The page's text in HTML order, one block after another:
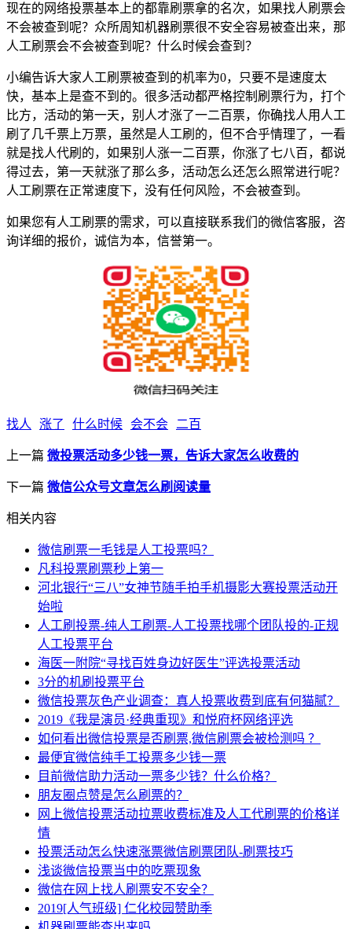
现在的网络投票基本上的都靠刷票拿的名次，如果找人刷票会
不会被查到呢？众所周知机器刷票很不安全容易被查出来，那
人工刷票会不会被查到呢？什么时候会查到？
小编告诉大家人工刷票被查到的机率为0，只要不是速度太
快，基本上是查不到的。很多活动都严格控制刷票行为，打个
比方，活动的第一天，别人才涨了一二百票，你确找人用人工
刷了几千票上万票，虽然是人工刷的，但不合乎情理了，一看
就是找人代刷的，如果别人涨一二百票，你涨了七八百，都说
得过去，第一天就涨了那么多，活动怎么还怎么照常进行呢？
人工刷票在正常速度下，没有任何风险，不会被查到。
如果您有人工刷票的需求，可以直接联系我们的微信客服，咨
询详细的报价，诚信为本，信誉第一。
找人 涨了 什么时候 会不会 二百
上一篇 微投票活动多少钱一票，告诉大家怎么收费的
下一篇 微信公众号文章怎么刷阅读量
相关内容
微信刷票一毛钱是人工投票吗？
凡科投票刷票秒上第一
河北银行“三八”女神节随手拍手机摄影大赛投票活动开
始啦
人工刷投票-纯人工刷票-人工投票找哪个团队投的-正规
人工投票平台
海医一附院“寻找百姓身边好医生”评选投票活动
3分的机刷投票平台
微信投票灰色产业调查：真人投票收费到底有何猫腻？
2019《我是演员·经典重现》和悦府杯网络评选
如何看出微信投票是否刷票,微信刷票会被检测吗 ？
最便宜微信纯手工投票多少钱一票
目前微信助力活动一票多少钱？什么价格？
朋友圈点赞是怎么刷票的？
网上微信投票活动拉票收费标准及人工代刷票的价格详
情
投票活动怎么快速涨票微信刷票团队-刷票技巧
浅谈微信投票当中的吃票现象
微信在网上找人刷票安不安全？
2019[人气班级] 仁化校园赞助季